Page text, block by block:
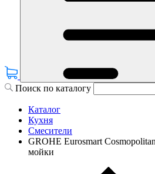
Поиск по каталогу
Каталог
Кухня
Смесители
GROHE Eurosmart
мойки